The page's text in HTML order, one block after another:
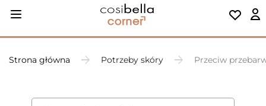
Strona główna Potrzeby skóry Przeciw